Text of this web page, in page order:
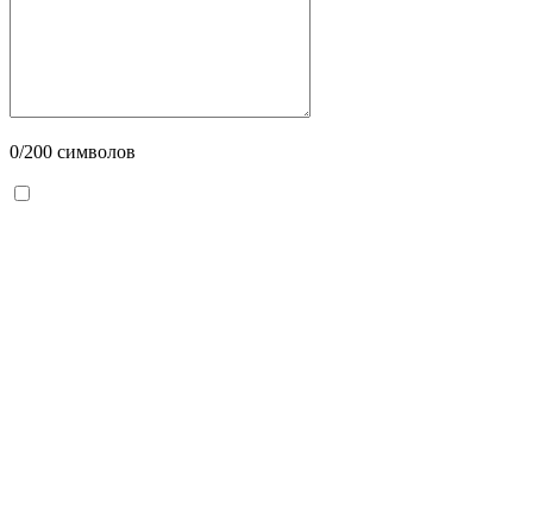
0/200 символов